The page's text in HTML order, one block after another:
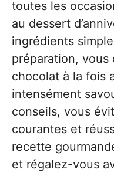
toutes les
au dessert
ingrédients
préparation, vous
chocolat à la fois
intensément
conseils, vous
courantes et
recette
et régalez-vous